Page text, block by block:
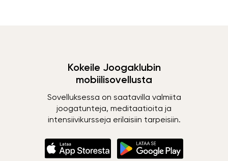
Kokeile Joogaklubin
mobiilisovellusta
Sovelluksessa on saatavilla valmiita
joogatunteja, meditaatioita ja
intensiivikursseja erilaisiin tarpeisiin.